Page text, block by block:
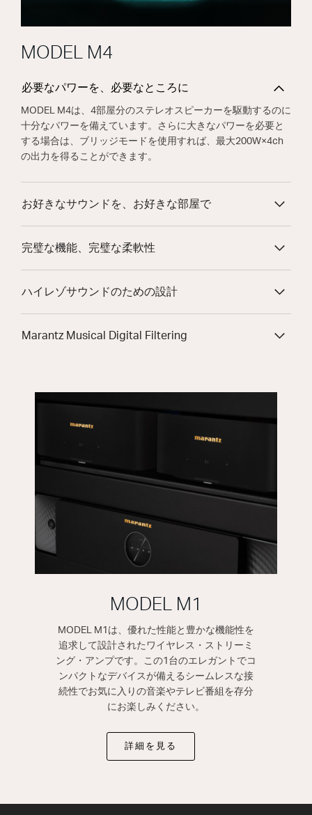
MODEL M4
必要なパワーを、必要なところに
MODEL M4は、4部屋分のステレオスピーカーを駆動するのに
十分なパワーを備えています。さらに大きなパワーを必要と
する場合は、ブリッジモードを使用すれば、最大200W×4ch
の出力を得ることができます。
お好きなサウンドを、お好きな部屋で
完璧な機能、完璧な柔軟性
ハイレゾサウンドのための設計
Marantz Musical Digital Filtering
MODEL M1
MODEL M1は、優れた性能と豊かな機能性を
追求して設計されたワイヤレス・ストリーミ
ング・アンプです。この1台のエレガントでコ
ンパクトなデバイスが備えるシームレスな接
続性でお気に入りの音楽やテレビ番組を存分
にお楽しみください。
詳細を見る